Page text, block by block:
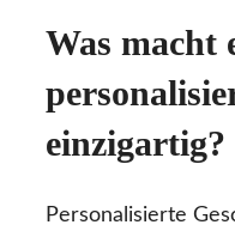
Was macht
einzigartig?
Personalisierte